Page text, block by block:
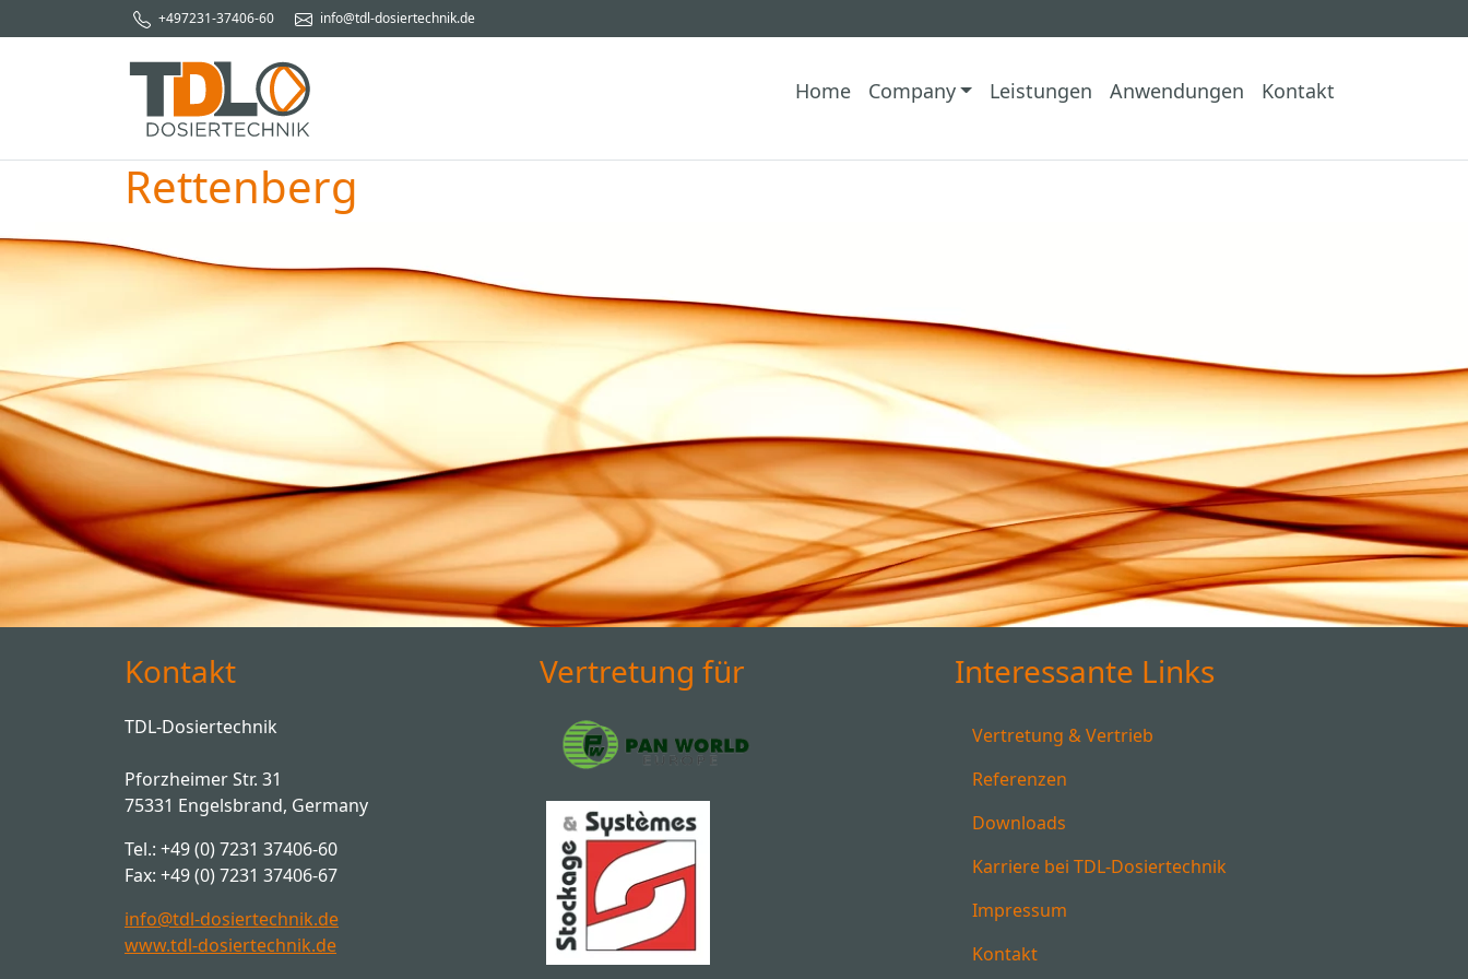
+497231-37406-60 info@tdl-dosiertechnik.de
Home Company Leistungen Anwendungen Kontakt
Rettenberg
Kontakt
TDL-Dosiertechnik
Pforzheimer Str. 31
75331 Engelsbrand, Germany
Tel.: +49 (0) 7231 37406-60
Fax: +49 (0) 7231 37406-67
info@tdl-dosiertechnik.de
www.tdl-dosiertechnik.de
Vertretung für Interessante Links
Vertretung & Vertrieb
Referenzen
Downloads
Karriere bei TDL-Dosiertechnik
Impressum
Kontakt